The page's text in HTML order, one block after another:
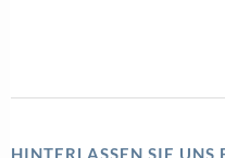
HINTERLASSEN SIE